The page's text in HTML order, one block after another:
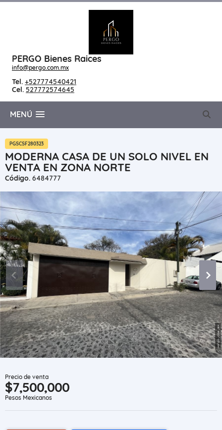
PERGO Bienes Raices
info@pergo.com.mx
Tel. +527774540421
Cel. 527772574645
MENÚ
PGSCSF280323
MODERNA CASA DE UN SOLO NIVEL EN
VENTA EN ZONA NORTE
Código. 6484777
Precio de venta
$7,500,000
Pesos Mexicanos